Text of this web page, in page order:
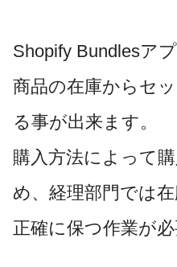
Shopify Bundlesア
商品の在庫からセ
る事が出来ます。
購入方法によって
め、経理部門では
正確に保つ作業が